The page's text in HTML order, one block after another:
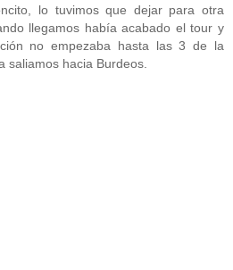
lo tuvimos que dejar para otra
llegamos había acabado el tour y
no empezaba hasta las 3 de la
saliamos hacia Burdeos.